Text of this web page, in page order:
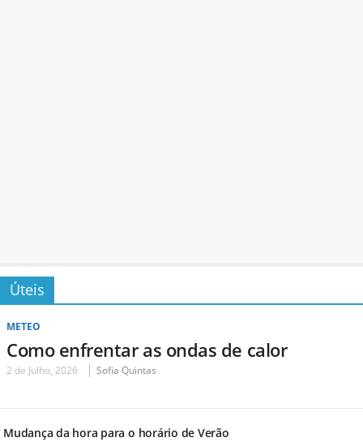
Úteis
METEO
Como enfrentar as ondas de calor
2 de Julho, 2026 Sofia Quintas
Mudança da hora para o horário de Verão